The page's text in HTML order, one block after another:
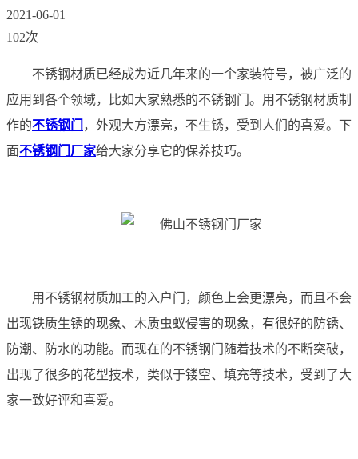
2021-06-01
102次
不锈钢材质已经成为近几年来的一个家装符号，被广泛的
应用到各个领域，比如大家熟悉的不锈钢门。用不锈钢材质制
作的不锈钢门
，外观大方漂亮，不生锈，受到人们的喜爱。下
面不锈钢门厂家给大家分享它的保养技巧。
用不锈钢材质加工的入户门，颜色上会更漂亮，而且不会
出现铁质生锈的现象、木质虫蚁侵害的现象，有很好的防锈、
防潮、防水的功能。而现在的不锈钢门随着技术的不断突破，
出现了很多的花型技术，类似于镂空、填充等技术，受到了大
家一致好评和喜爱。